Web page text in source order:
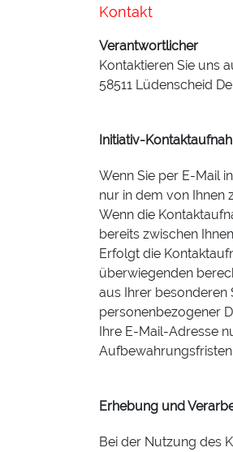
Kontakt
Verantwortlicher
Kontaktieren Sie uns
58511 Lüdenscheid
Initiativ-
Wenn Sie per E-Mail
nur in dem von Ihnen
Wenn die
bereits zwischen
Erfolgt die
überwiegenden
aus Ihrer besonderen
personenbezogener
Ihre E-Mail-Adresse
Erhebung und
Bei der Nutzung des